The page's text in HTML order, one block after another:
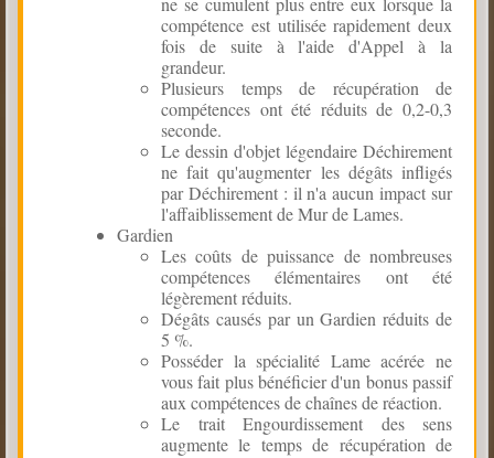
compétence est utilisée rapidement deux
fois de suite à l'aide d'Appel à la
grandeur.
Plusieurs temps de récupération de
compétences ont été réduits de 0,2-0,3
seconde.
Le dessin d'objet légendaire Déchirement
ne fait qu'augmenter les dégâts infligés
par Déchirement : il n'a aucun impact sur
l'affaiblissement de Mur de Lames.
Gardien
Les coûts de puissance de nombreuses
compétences élémentaires ont été
légèrement réduits.
Dégâts causés par un Gardien réduits de
5 %.
Posséder la spécialité Lame acérée ne
vous fait plus bénéficier d'un bonus passif
aux compétences de chaînes de réaction.
Le trait Engourdissement des sens
augmente le temps de récupération de